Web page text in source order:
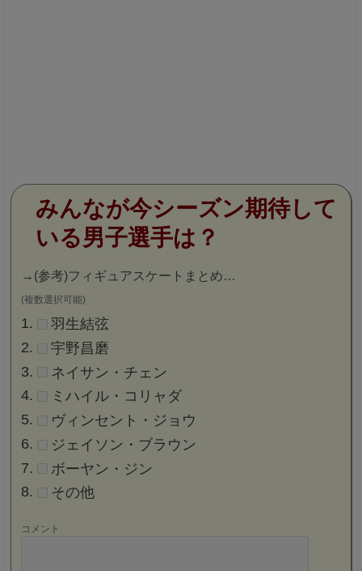
みんなが今シーズン期待して
いる男子選手は？
→ (参考)フィギュアスケートまとめ…
(複数選択可能)
羽生結弦
宇野昌磨
ネイサン・チェン
ミハイル・コリャダ
ヴィンセント・ジョウ
ジェイソン・ブラウン
ボーヤン・ジン
その他
コメント